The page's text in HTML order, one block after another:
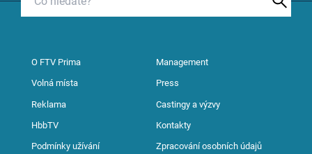
O FTV Prima Management
Volná místa Press
Reklama Castingy a výzvy
HbbTV Kontakty
Podmínky užívání Zpracování osobních údajů